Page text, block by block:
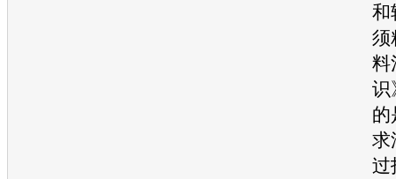
和
须
料
识
的
求
过